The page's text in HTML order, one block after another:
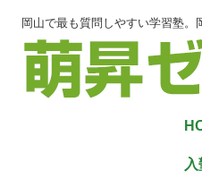
岡山で最も質問しやすい学習塾